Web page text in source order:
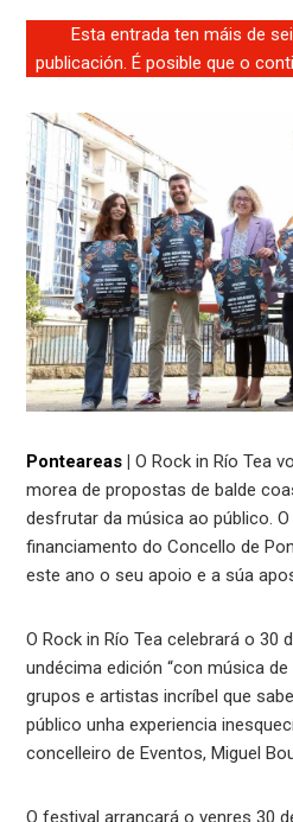
Esta entrada ten máis de
publicación. É posible que o
Ponteareas | O Rock in Río Tea
morea de propostas de balde
desfrutar da música ao público.
financiamento do Concello de
este ano o seu apoio e a súa
O Rock in Río Tea celebrará o 30
undécima edición “con música
grupos e artistas incríbel que
público unha experiencia
concelleiro de Eventos, Miguel
O festival arrancará o venres 30